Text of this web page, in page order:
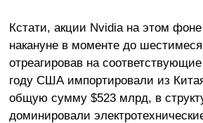
Кстати, акции Nvidia на этом
накануне в моменте до
отреагировав на
году США импортировали из
общую сумму $523 млрд, в
доминировали